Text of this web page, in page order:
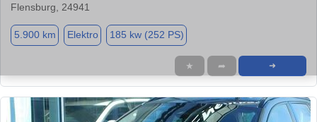
Flensburg, 24941
5.900 km Elektro 185 kw (252 PS)
★ ➦ ➜